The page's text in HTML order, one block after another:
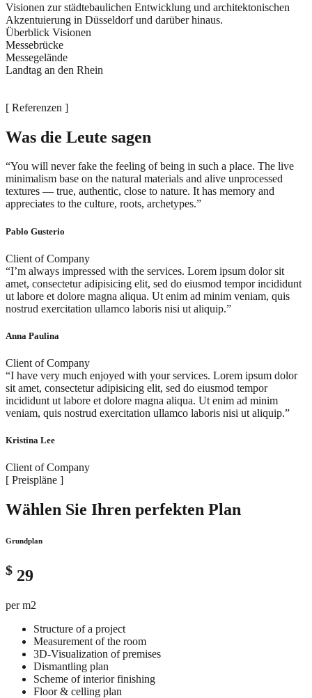
Visionen zur städtebaulichen Entwicklung und architektonischen
Akzentuierung in Düsseldorf und darüber hinaus.
Überblick Visionen
Messebrücke
Messegelände
Landtag an den Rhein
[ Referenzen ]
Was die Leute sagen
“You will never fake the feeling of being in such a place. The live
minimalism base on the natural materials and alive unprocessed
textures — true, authentic, close to nature. It has memory and
appreciates to the culture, roots, archetypes.”
Pablo Gusterio
Client of Company
“I’m always impressed with the services. Lorem ipsum dolor sit
amet, consectetur adipisicing elit, sed do eiusmod tempor incididunt
ut labore et dolore magna aliqua. Ut enim ad minim veniam, quis
nostrud exercitation ullamco laboris nisi ut aliquip.”
Anna Paulina
Client of Company
“I have very much enjoyed with your services. Lorem ipsum dolor
sit amet, consectetur adipisicing elit, sed do eiusmod tempor
incididunt ut labore et dolore magna aliqua. Ut enim ad minim
veniam, quis nostrud exercitation ullamco laboris nisi ut aliquip.”
Kristina Lee
Client of Company
[ Preispläne ]
Wählen Sie Ihren perfekten Plan
Grundplan
$ 29
per m2
Structure of a project
Measurement of the room
3D-Visualization of premises
Dismantling plan
Scheme of interior finishing
Floor & celling plan